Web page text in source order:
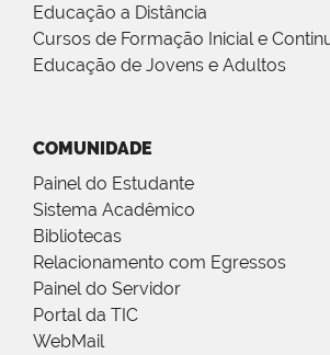
Educação a Distância
Cursos de Formação Inicial e
Educação de Jovens e Adultos
COMUNIDADE
Painel do Estudante
Sistema Acadêmico
Bibliotecas
Relacionamento com Egressos
Painel do Servidor
Portal da TIC
WebMail